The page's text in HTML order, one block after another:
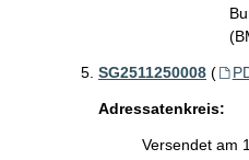
SG2511250008 (
Adressatenkreis:
Versendet am